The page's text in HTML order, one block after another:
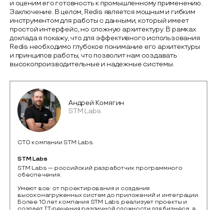
и оценим его готовность к промышленному применению.
Заключение. В целом, Redis является мощным и гибким
инструментом для работы с данными, который имеет
простой интерфейс, но сложную архитектуру. В рамках
доклада я покажу, что для эффективного использования
Redis необходимо глубокое понимание его архитектуры
и принципов работы, что позволит нам создавать
высокопроизводительные и надежные системы.
Андрей Комягин
STM Labs
CTO компании STM Labs.
STM Labs
STM Labs — российский разработчик программного
обеспечения.
Умеют все: от проектирования и создания
высоконагруженных систем до приложений и интеграции.
Более 10 лет компания STM Labs реализует проекты и